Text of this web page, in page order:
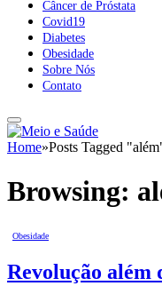
Câncer de Próstata
Covid19
Diabetes
Obesidade
Sobre Nós
Contato
Home»Posts Tagged
Browsing:
Obesidade
Revolução além